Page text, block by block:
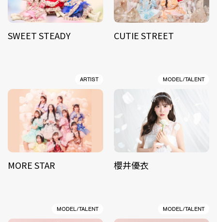
SWEET STEADY CUTIE STREET
ARTIST
MORE STAR
MODEL/TALENT
櫻井優衣
MODEL/TALENT MODEL/TALENT